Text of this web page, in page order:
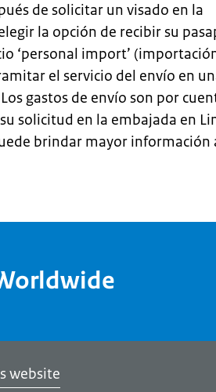
de solicitar un visado en la
la opción de recibir su
‘personal import’
el servicio del envío en
gastos de envío son por
solicitud en la embajada en
brindar mayor información
website